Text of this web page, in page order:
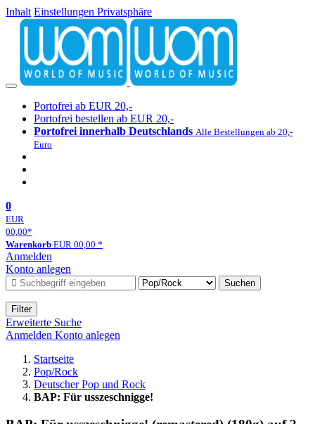
Inhalt Einstellungen Privatsphäre
Portofrei ab EUR 20,-
Portofrei bestellen ab EUR 20,-
Portofrei innerhalb Deutschlands Alle Bestellungen ab 20,-
Euro
0
EUR
00,00*
Warenkorb EUR 00,00 *
Anmelden
Konto anlegen
Suchen
Filter
Erweiterte Suche
Anmelden Konto anlegen
Startseite
Pop/Rock
Deutscher Pop und Rock
BAP: Für usszeschnigge!